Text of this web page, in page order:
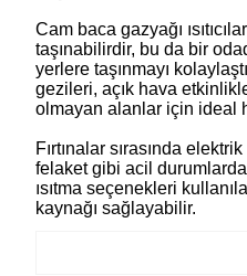
Cam baca gazyağı
taşınabilirdir, bu da bir
yerlere taşınmayı
gezileri, açık hava
olmayan alanlar için ideal
Fırtınalar sırasında
felaket gibi acil durumlarda
ısıtma seçenekleri
kaynağı sağlayabilir.